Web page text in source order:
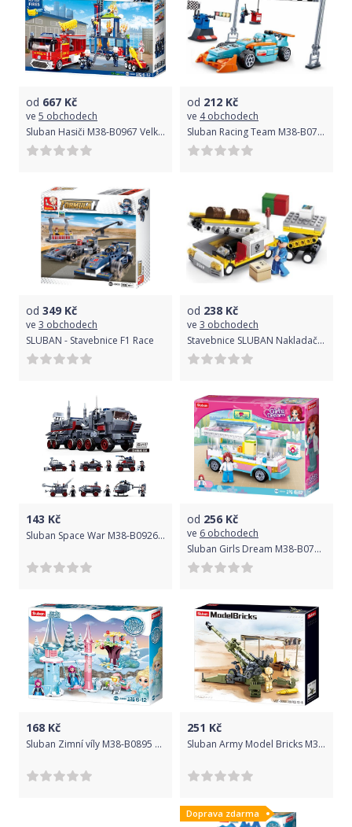
od 667 Kč
ve 5 obchodech
Sluban Hasiči M38-B0967 Velký požární vůz s dělem a pojízdným robotem
od 212 Kč
ve 4 obchodech
Sluban Racing Team M38-B0762 Formule malá
od 349 Kč
ve 3 obchodech
SLUBAN - Stavebnice F1 Race
od 238 Kč
ve 3 obchodech
Stavebnice SLUBAN Nakladač zavazadel
143 Kč
Sluban Space War M38-B0926A Vozidlo pořádkové jednotky
od 256 Kč
ve 6 obchodech
Sluban Girls Dream M38-B0797 Ambulance
168 Kč
Sluban Zimní víly M38-B0895 Hřiště s houpačkou
251 Kč
Sluban Army Model Bricks M38-B0890 M777 Howitzer
Doprava zdarma